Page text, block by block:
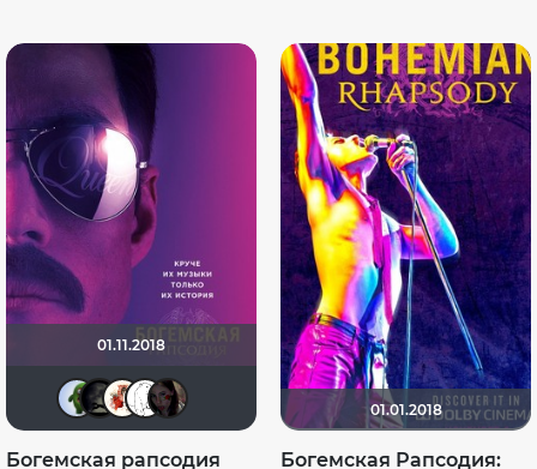
01.11.2018
ДЮ Виктория555
khmerDark Sword Moon
Богемская рапсодия
01.01.2018
Богемская Рапсодия: